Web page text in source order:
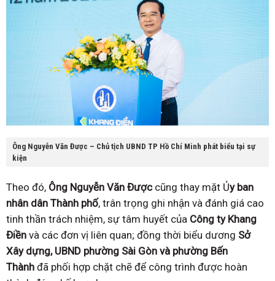
Ông Nguyễn Văn Được – Chủ tịch UBND TP Hồ Chí Minh phát biểu tại sự
kiện
Theo đó, Ông Nguyễn Văn Được cũng thay mặt Ủy ban
nhân dân Thành phố, trân trọng ghi nhận và đánh giá cao
tinh thần trách nhiệm, sự tâm huyết của Công ty Khang
Điền và các đơn vị liên quan; đồng thời biểu dương Sở
Xây dựng, UBND phường Sài Gòn và phường Bến
Thành đã phối hợp chặt chẽ để công trình được hoàn